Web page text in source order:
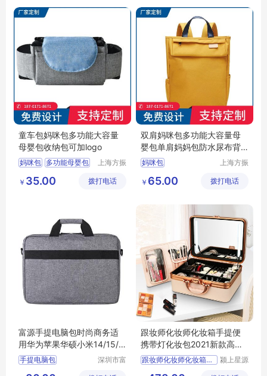
童车包妈咪包多功能大容量
母婴包收纳包可加logo
妈咪包 多功能母婴包
上海方振
有限公司
￥ 35.00 拨打电话
双肩妈咪包多功能大容量母
婴包单肩妈妈包防水尿布背
包
妈咪包
上海方振
有限公司
￥ 65.00 拨打电话
富源手提电脑包时尚商务适
用华为苹果华硕小米14/15/1
6/17英寸工厂定制
手提电脑包
深圳市富
跟妆师化妆师化妆箱手提便
携带灯化妆包2021新款高级
感化妆盒
跟妆师化妆师化妆箱手提便
颍上星源